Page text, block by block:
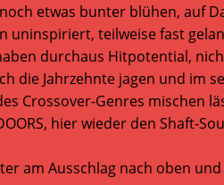
etwas bunter blühen, auf
teilweise fast
durchaus Hitpotential,
die Jahrzehnte jagen und im
Crossover-Genres mischen
hier wieder den Shaft-
am Ausschlag nach oben